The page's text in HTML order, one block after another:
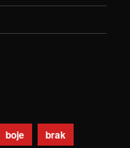
boje
brak